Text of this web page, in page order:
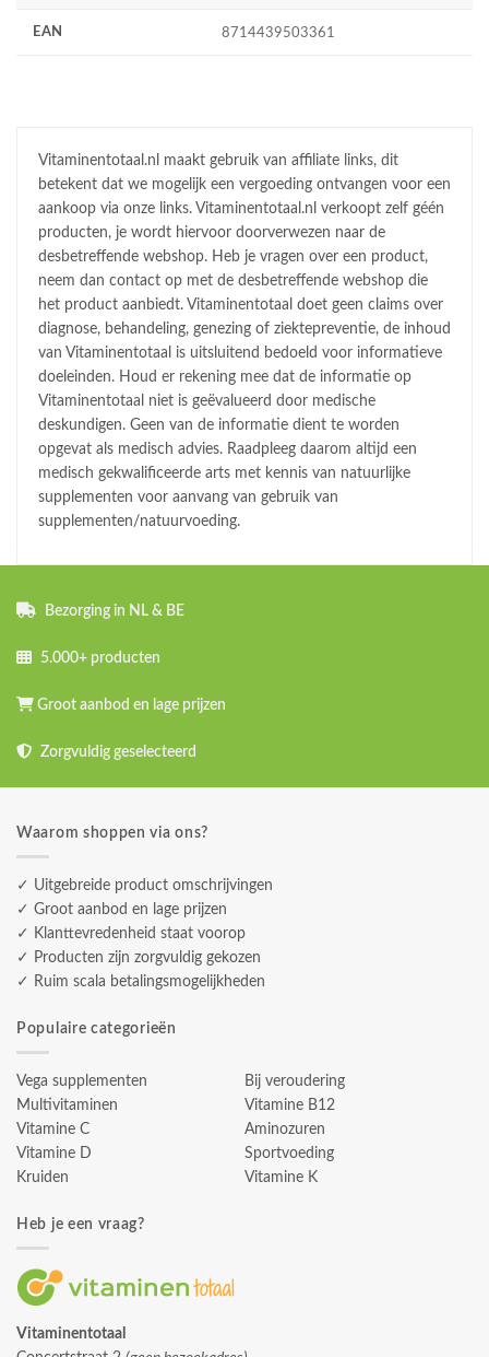
EAN 8714439503361
Vitaminentotaal.nl maakt gebruik van affiliate links, dit
betekent dat we mogelijk een vergoeding ontvangen voor een
aankoop via onze links. Vitaminentotaal.nl verkoopt zelf géén
producten, je wordt hiervoor doorverwezen naar de
desbetreffende webshop. Heb je vragen over een product,
neem dan contact op met de desbetreffende webshop die
het product aanbiedt. Vitaminentotaal doet geen claims over
diagnose, behandeling, genezing of ziektepreventie, de inhoud
van Vitaminentotaal is uitsluitend bedoeld voor informatieve
doeleinden. Houd er rekening mee dat de informatie op
Vitaminentotaal niet is geëvalueerd door medische
deskundigen. Geen van de informatie dient te worden
opgevat als medisch advies. Raadpleeg daarom altijd een
medisch gekwalificeerde arts met kennis van natuurlijke
supplementen voor aanvang van gebruik van
supplementen/natuurvoeding.
Bezorging in NL & BE
5.000+ producten
Groot aanbod en lage prijzen
Zorgvuldig geselecteerd
Waarom shoppen via ons?
✓ Uitgebreide product omschrijvingen
✓ Groot aanbod en lage prijzen
✓ Klanttevredenheid staat voorop
✓ Producten zijn zorgvuldig gekozen
✓ Ruim scala betalingsmogelijkheden
Populaire categorieën
Vega supplementen
Multivitaminen
Vitamine C
Vitamine D
Kruiden
Bij veroudering
Vitamine B12
Aminozuren
Sportvoeding
Vitamine K
Heb je een vraag?
Vitaminentotaal